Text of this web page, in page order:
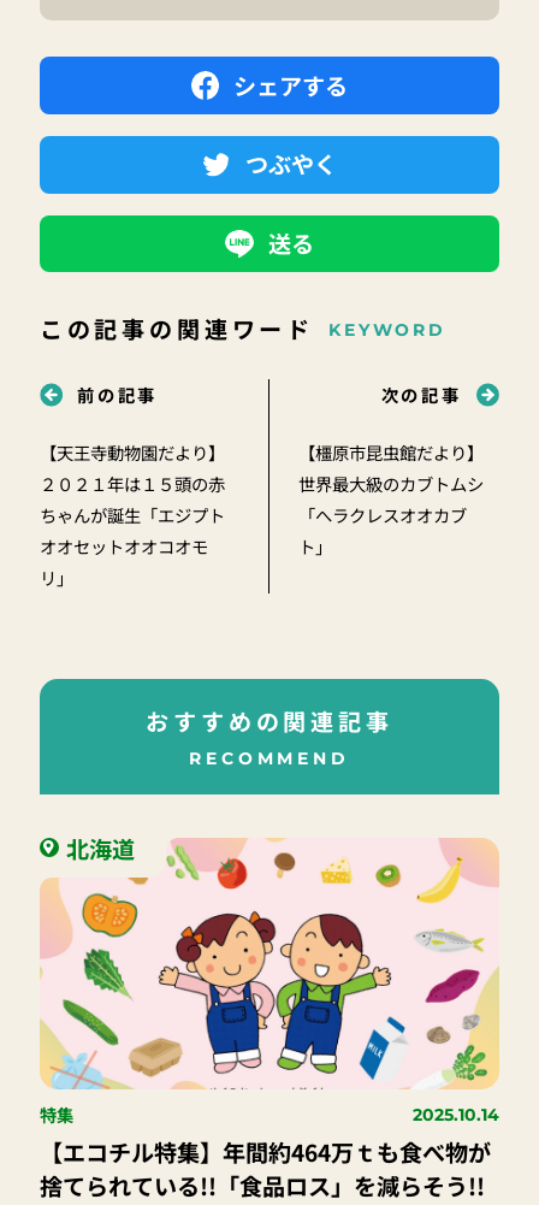
シェアする
つぶやく
送る
この記事の関連ワード KEYWORD
前の記事
【天王寺動物園だより】
２０２１年は１５頭の赤
ちゃんが誕生「エジプト
オオセットオオコオモ
リ」
次の記事
【橿原市昆虫館だより】
世界最大級のカブトムシ
「へラクレスオオカブ
ト」
おすすめの関連記事
RECOMMEND
北海道
特集 2025.10.14
【エコチル特集】年間約464万ｔも食べ物が
捨てられている!!「食品ロス」を減らそう!!